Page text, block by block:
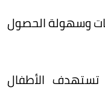
وسهولة الحصول
تستهدف الأطفال